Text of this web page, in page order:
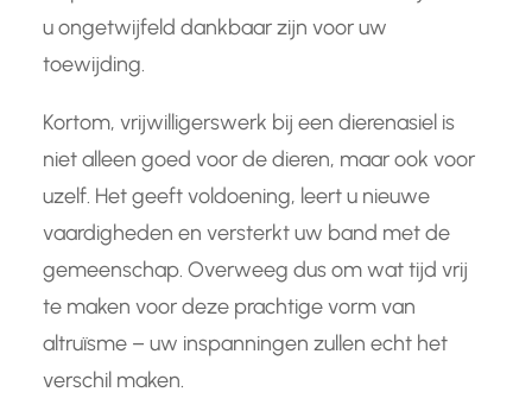
u ongetwijfeld dankbaar zijn voor uw
toewijding.
Kortom, vrijwilligerswerk bij een dierenasiel is
niet alleen goed voor de dieren, maar ook voor
uzelf. Het geeft voldoening, leert u nieuwe
vaardigheden en versterkt uw band met de
gemeenschap. Overweeg dus om wat tijd vrij
te maken voor deze prachtige vorm van
altruïsme – uw inspanningen zullen echt het
verschil maken.